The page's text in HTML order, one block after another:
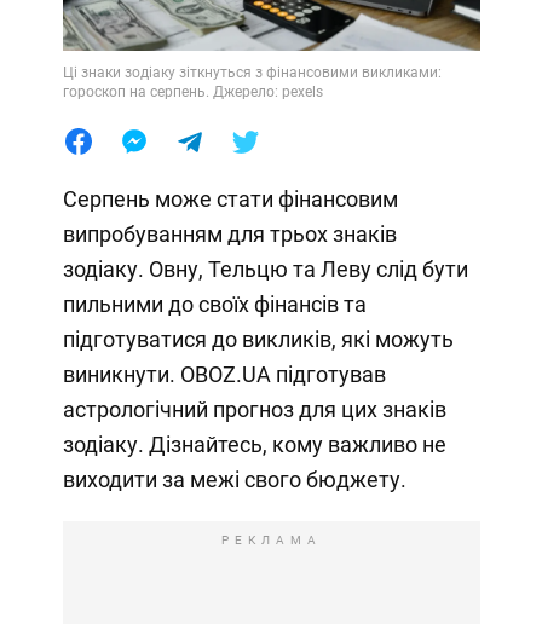
Лайфхаки
Ці знаки зодіаку зіткнуться з фінансовими викликами:
гороскоп на серпень. Джерело: pexels
Серпень може стати фінансовим
випробуванням для трьох знаків
зодіаку. Овну, Тельцю та Леву слід бути
пильними до своїх фінансів та
підготуватися до викликів, які можуть
виникнути. OBOZ.UA підготував
астрологічний прогноз для цих знаків
зодіаку. Дізнайтесь, кому важливо не
виходити за межі свого бюджету.
РЕКЛАМА